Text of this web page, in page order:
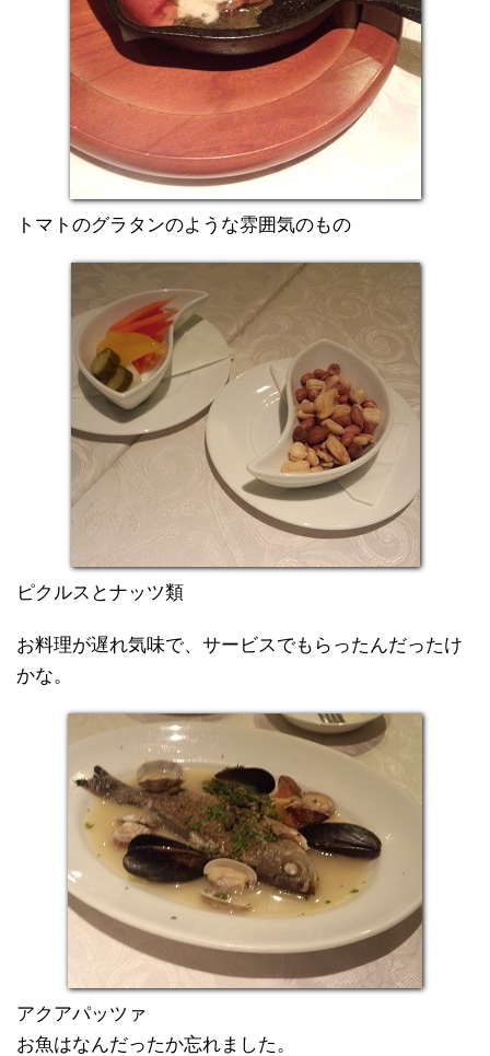
トマトのグラタンのような雰囲気のもの
ピクルスとナッツ類
お料理が遅れ気味で、サービスでもらったんだったけ
かな。
アクアパッツァ
お魚はなんだったか忘れました。